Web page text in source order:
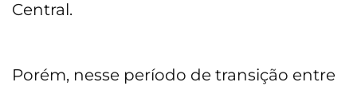
Central.
Porém, nesse período de transição entre